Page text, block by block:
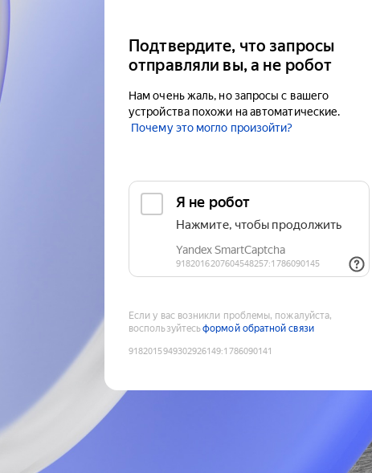
Подтвердите, что запросы
отправляли вы, а не робот
Нам очень жаль, но запросы с вашего
устройства похожи на автоматические.
Почему это могло произойти?
Если у вас возникли проблемы, пожалуйста,
воспользуйтесьформой обратной связи
9182015949302926149:1786090141